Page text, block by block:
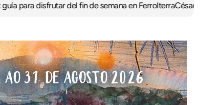
del fin de semana en FerrolterraCésar Pita, capitán